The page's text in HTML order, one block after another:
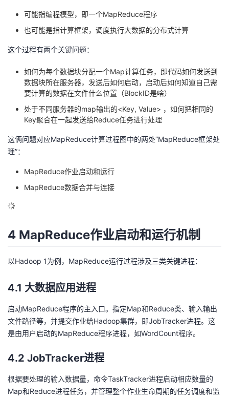
可能指编程模型，即一个MapReduce程序
也可能是指计算框架，调度执行大数据的分布式计算
这个过程有两个关键问题：
如何为每个数据块分配一个Map计算任务，即代码如何发送到
数据块所在服务器，发送后如何启动，启动后如何知道自己需
要计算的数据在文件什么位置（BlockID是啥）
处于不同服务器的map输出的<Key, Value> ，如何把相同的
Key聚合在一起发送给Reduce任务进行处理
这俩问题对应MapReduce计算过程图中的两处“MapReduce框架处
理”：
MapReduce作业启动和运行
MapReduce数据合并与连接
4 MapReduce作业启动和运行机制
以Hadoop 1为例，MapReduce运行过程涉及三类关键进程：
4.1 大数据应用进程
启动MapReduce程序的主入口。指定Map和Reduce类、输入输出
文件路径等，并提交作业给Hadoop集群，即JobTracker进程。这
是由用户启动的MapReduce程序进程，如WordCount程序。
4.2 JobTracker进程
根据要处理的输入数据量，命令TaskTracker进程启动相应数量的
Map和Reduce进程任务，并管理整个作业生命周期的任务调度和监